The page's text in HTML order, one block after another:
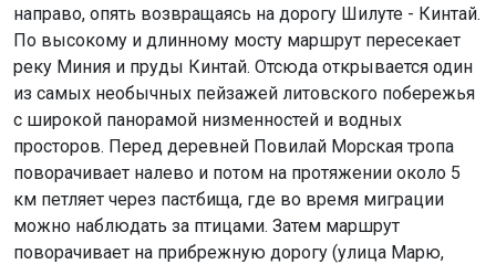
направо, опять возвращаясь на дорогу Шилуте - Кинтай.
По высокому и длинному мосту маршрут пересекает
реку Миния и пруды Кинтай. Отсюда открывается один
из самых необычных пейзажей литовского побережья
с широкой панорамой низменностей и водных
просторов. Перед деревней Повилай Морская тропа
поворачивает налево и потом на протяжении около 5
км петляет через пастбища, где во время миграции
можно наблюдать за птицами. Затем маршрут
поворачивает на прибрежную дорогу (улица Марю,